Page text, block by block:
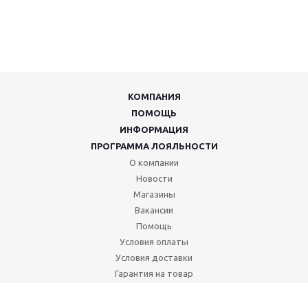
КОМПАНИЯ
ПОМОЩЬ
ИНФОРМАЦИЯ
ПРОГРАММА ЛОЯЛЬНОСТИ
О компании
Новости
Магазины
Вакансии
Помощь
Условия оплаты
Условия доставки
Гарантия на товар